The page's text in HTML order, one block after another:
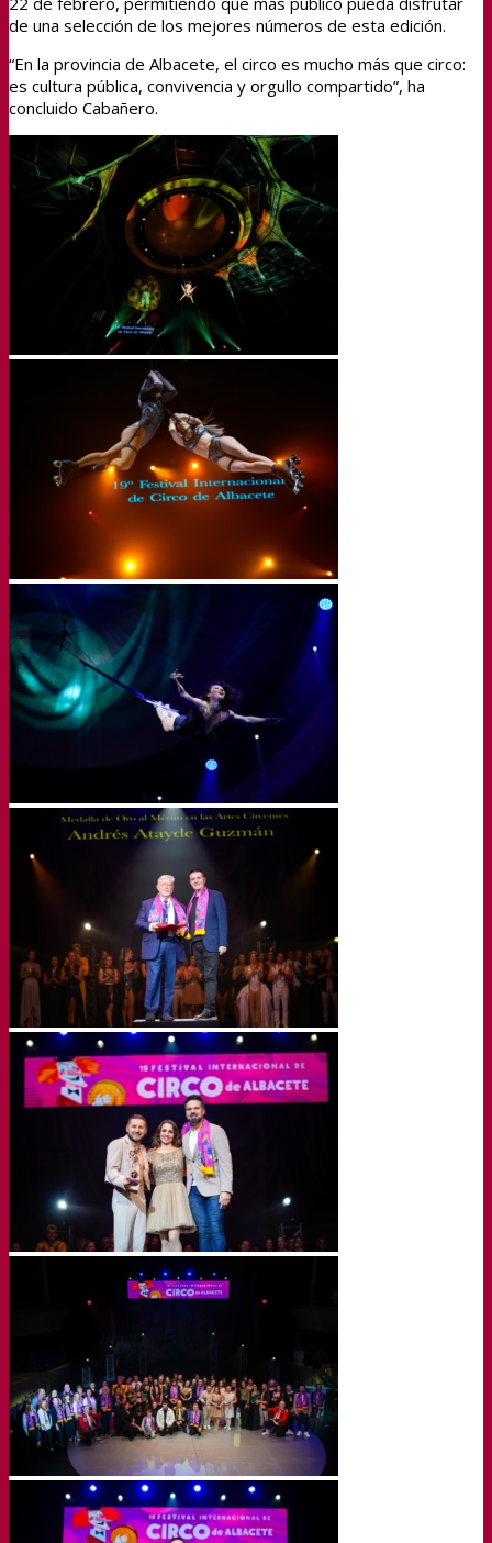
de una selección de los mejores números de esta edición.
“En la provincia de Albacete, el circo es mucho más que circo:
es cultura pública, convivencia y orgullo compartido”, ha
concluido Cabañero.